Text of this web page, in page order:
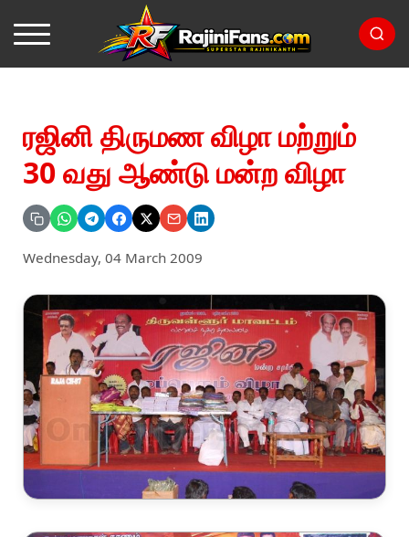
ரஜினி திருமண விழா மற்றும்
30 வது ஆண்டு மன்ற விழா
Wednesday, 04 March 2009